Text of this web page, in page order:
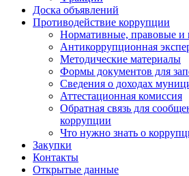
Доска объявлений
Противодействие коррупции
Нормативные, правовые и
Антикоррупционная
Методические материалы
Формы документов для
Сведения о доходах
Аттестационная комиссия
Обратная связь для
коррупции
Что нужно знать о
Закупки
Контакты
Открытые данные